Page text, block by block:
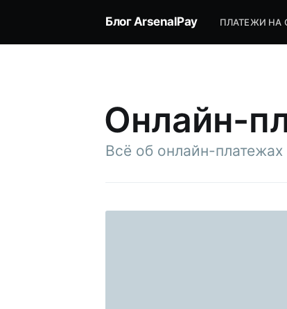
Блог ArsenalPay ПЛАТЕЖИ НА
Онлайн-
Всё об онлайн-платежах